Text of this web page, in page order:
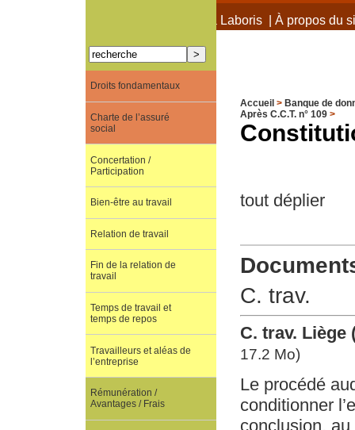
À propos de Terra Laboris| À propos du
Accueil > Banque de
Après C.C.T. n° 109>
tout déplier
C. trav.
C. trav. Liège
17.2 Mo)
Le procédé
conditionner
conclusion,
Droits fondamentaux
Charte de l’assuré
social
Concertation /
Participation
Bien-être au travail
Relation de travail
Fin de la relation de
travail
Temps de travail et
temps de repos
Travailleurs et aléas de
l’entreprise
Rémunération /
Avantages / Frais